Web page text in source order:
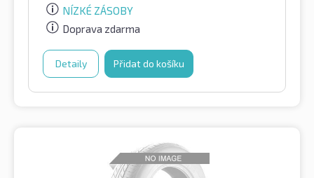
NÍZKÉ ZÁSOBY
Doprava zdarma
Detaily Přidat do košíku